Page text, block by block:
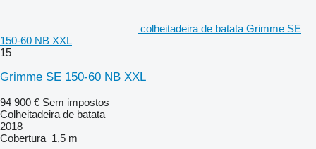
colheitadeira de batata Grimme SE
150-60 NB XXL
15
Grimme SE 150-60 NB XXL
94 900 € Sem impostos
Colheitadeira de batata
2018
Cobertura 1,5 m